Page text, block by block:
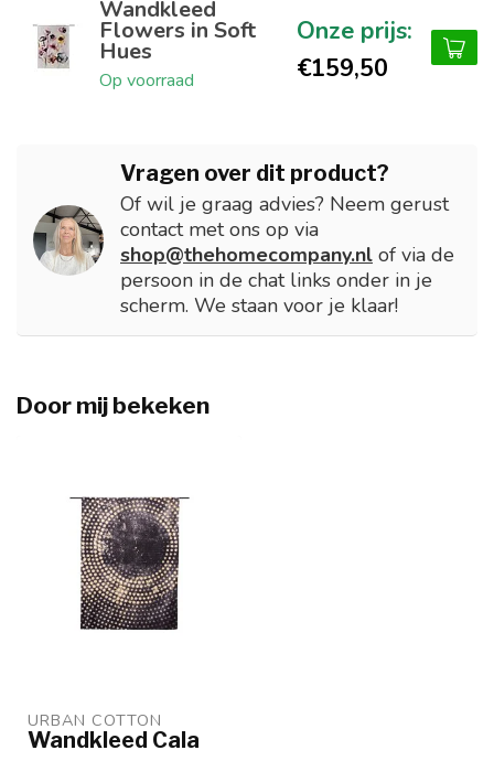
Wandkleed
Flowers in Soft
Hues
Op voorraad €159,50
Vragen over dit product?
Of wil je graag advies? Neem gerust
contact met ons op via
shop@thehomecompany.nl of via de
persoon in de chat links onder in je
scherm. We staan voor je klaar!
Door mij bekeken
URBAN COTTON
Wandkleed Cala